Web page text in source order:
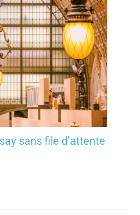
sans file d’attente